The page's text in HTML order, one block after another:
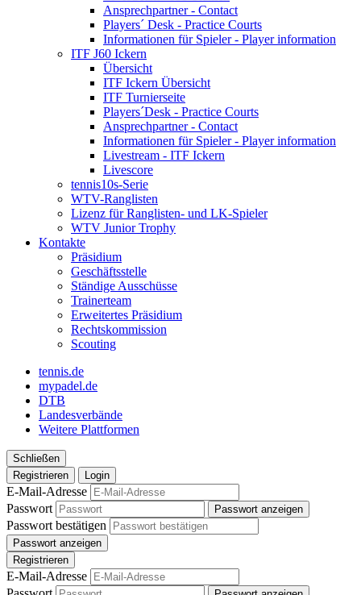
Ansprechpartner - Contact
Players´ Desk - Practice Courts
Informationen für Spieler - Player information
ITF J60 Ickern
Übersicht
ITF Ickern Übersicht
ITF Turnierseite
Players´Desk - Practice Courts
Ansprechpartner - Contact
Informationen für Spieler - Player information
Livestream - ITF Ickern
Livescore
tennis10s-Serie
WTV-Ranglisten
Lizenz für Ranglisten- und LK-Spieler
WTV Junior Trophy
Kontakte
Präsidium
Geschäftsstelle
Ständige Ausschüsse
Trainerteam
Erweitertes Präsidium
Rechtskommission
Scouting
tennis.de
mypadel.de
DTB
Landesverbände
Weitere Plattformen
Schließen
Registrieren
Login
E-Mail-Adresse
Passwort
Passwort anzeigen
Passwort bestätigen
Passwort anzeigen
Registrieren
E-Mail-Adresse